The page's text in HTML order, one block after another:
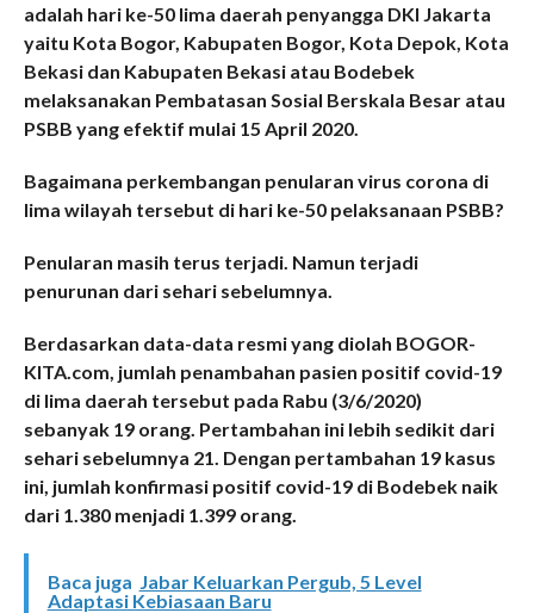
adalah hari ke-50 lima daerah penyangga DKI Jakarta
yaitu Kota Bogor, Kabupaten Bogor, Kota Depok, Kota
Bekasi dan Kabupaten Bekasi atau Bodebek
melaksanakan Pembatasan Sosial Berskala Besar atau
PSBB yang efektif mulai 15 April 2020.
Bagaimana perkembangan penularan virus corona di
lima wilayah tersebut di hari ke-50 pelaksanaan PSBB?
Penularan masih terus terjadi. Namun terjadi
penurunan dari sehari sebelumnya.
Berdasarkan data-data resmi yang diolah BOGOR-
KITA.com, jumlah penambahan pasien positif covid-19
di lima daerah tersebut pada Rabu (3/6/2020)
sebanyak 19 orang. Pertambahan ini lebih sedikit dari
sehari sebelumnya 21. Dengan pertambahan 19 kasus
ini, jumlah konfirmasi positif covid-19 di Bodebek naik
dari 1.380 menjadi 1.399 orang.
Baca juga Jabar Keluarkan Pergub, 5 Level
Adaptasi Kebiasaan Baru